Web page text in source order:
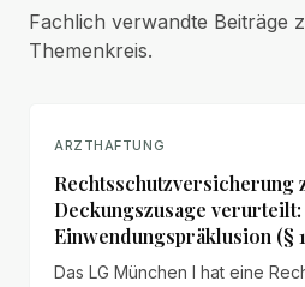
Fachlich verwandte Beiträge
Themenkreis.
ARZTHAFTUNG
Rechtsschutzversicherung
Deckungszusage
Einwendungspräklusion (§
Das LG München I hat eine